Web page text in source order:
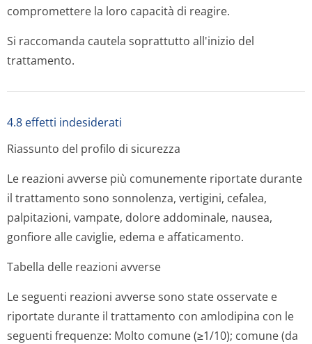
compromettere la loro capacità di reagire.
Si raccomanda cautela soprattutto all'inizio del
trattamento.
4.8 effetti indesiderati
Riassunto del profilo di sicurezza
Le reazioni avverse più comunemente riportate durante
il trattamento sono sonnolenza, vertigini, cefalea,
palpitazioni, vampate, dolore addominale, nausea,
gonfiore alle caviglie, edema e affaticamento.
Tabella delle reazioni avverse
Le seguenti reazioni avverse sono state osservate e
riportate durante il trattamento con amlodipina con le
seguenti frequenze: Molto comune (≥1/10); comune (da